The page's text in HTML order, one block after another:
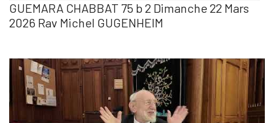
GUEMARA CHABBAT 75 b 2 Dimanche 22 Mars
2026 Rav Michel GUGENHEIM